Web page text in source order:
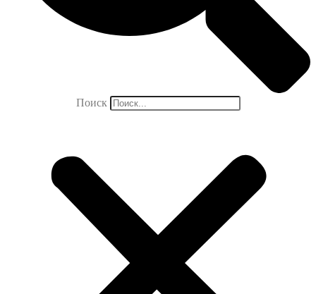
Поиск